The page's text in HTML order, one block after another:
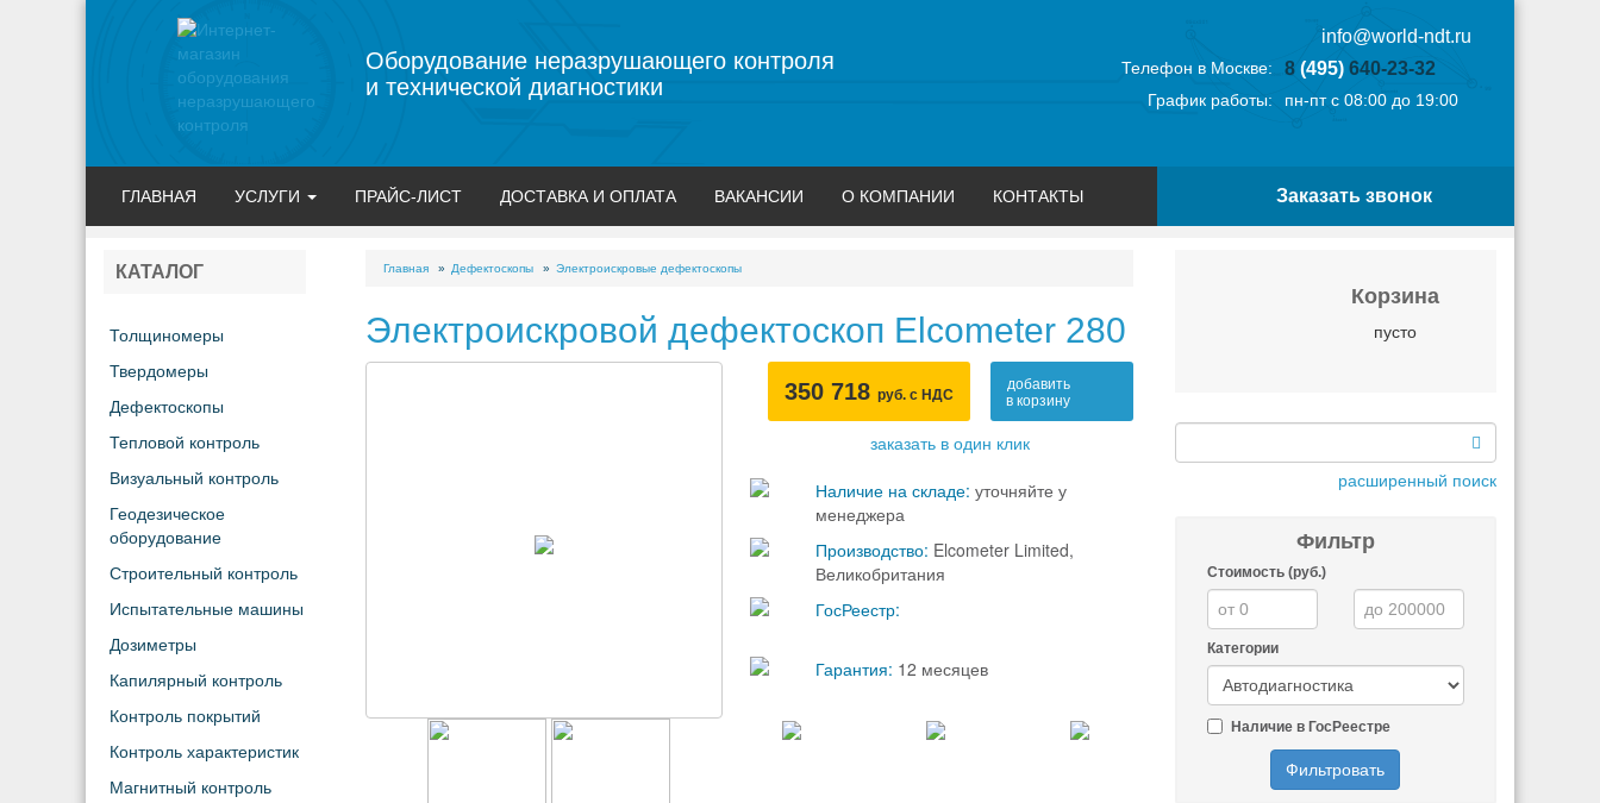
Оборудование неразрушающего контроля
и технической диагностики
info@world-ndt.ru
Телефон в Москве: 8 (495)640-23-32
График работы: пн-пт с 08:00 до 19:00
ГЛАВНАЯ УСЛУГИ ПРАЙС-ЛИСТ ДОСТАВКА И ОПЛАТА ВАКАНСИИ О КОМПАНИИ КОНТАКТЫ Заказать звонок
КАТАЛОГ
Толщиномеры
Твердомеры
Дефектоскопы
Тепловой контроль
Визуальный контроль
Геодезическое
оборудование
Строительный контроль
Испытательные машины
Дозиметры
Капилярный контроль
Контроль покрытий
Контроль характеристик
Магнитный контроль
Главная Дефектоскопы Электроискровые дефектоскопы
Электроискровой дефектоскоп Elcometer 280
350 718 руб. с НДС
добавить
в корзину
заказать в один клик
Наличие на складе: уточняйте у
менеджера
Производство: Elcometer Limited,
Великобритания
ГосРеестр:
Гарантия: 12 месяцев
Корзина
пусто
расширенный поиск
Фильтр
Стоимость (руб.)
Категории
Наличие в ГосРеестре
Фильтровать